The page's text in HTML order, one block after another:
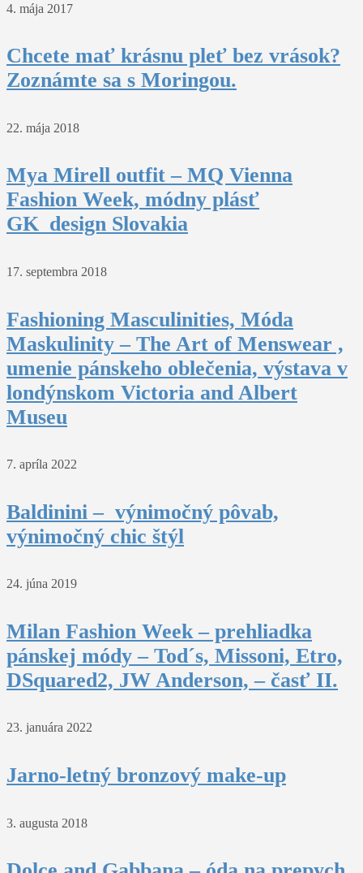
4. mája 2017
Chcete mať krásnu pleť bez vrások?
Zoznámte sa s Moringou.
22. mája 2018
Mya Mirell outfit – MQ Vienna
Fashion Week, módny plásť
GK_design Slovakia
17. septembra 2018
Fashioning Masculinities, Móda
Maskulinity – The Art of Menswear ,
umenie pánskeho oblečenia, výstava v
londýnskom Victoria and Albert
Museu
7. apríla 2022
Baldinini – výnimočný pôvab,
výnimočný chic štýl
24. júna 2019
Milan Fashion Week – prehliadka
pánskej módy – Tod´s, Missoni, Etro,
DSquared2, JW Anderson, – časť II.
23. januára 2022
Jarno-letný bronzový make-up
3. augusta 2018